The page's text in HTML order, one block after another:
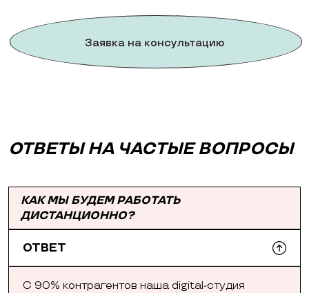
Заявка на консультацию
ОТВЕТЫ НА ЧАСТЫЕ ВОПРОСЫ
КАК МЫ БУДЕМ РАБОТАТЬ
ДИСТАНЦИОННО?
ОТВЕТ
С 90% контрагентов наша digital-студия